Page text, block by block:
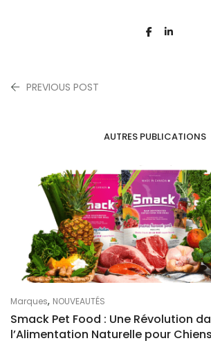
PREVIOUS POST
AUTRES PUBLICATIONS
Marques, NOUVEAUTÉS
Smack Pet Food : Une Révolution
l’Alimentation Naturelle pour